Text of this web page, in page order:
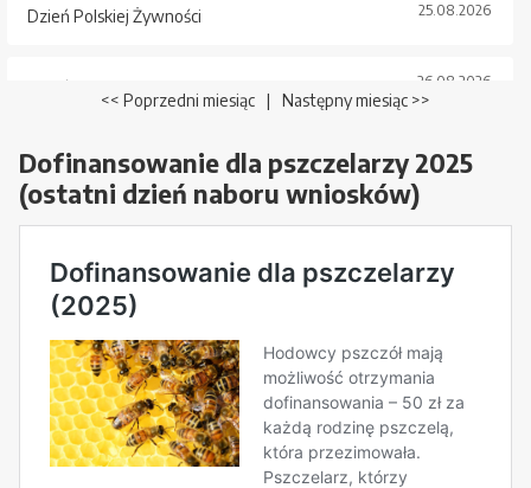
Dzień Polskiej Żywności 25.08.2026
Dzień Psa 26.08.2026
<< Poprzedni miesiąc | Następny miesiąc >>
Dofinansowanie dla pszczelarzy 2025
(ostatni dzień naboru wniosków)